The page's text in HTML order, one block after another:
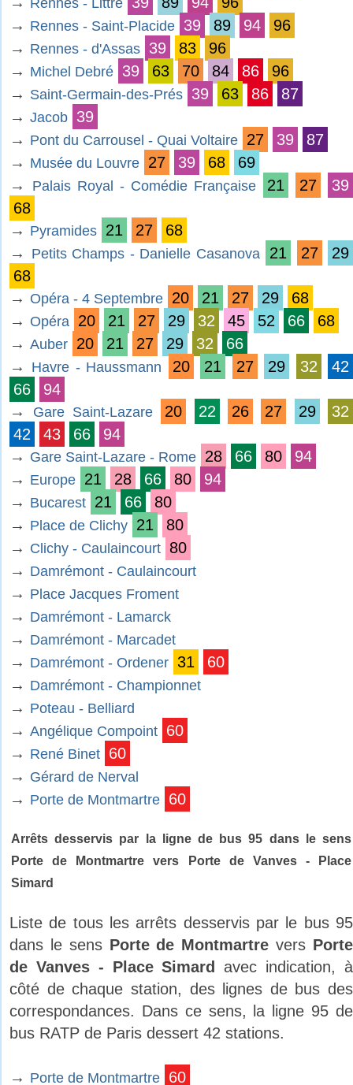
Rennes - Littré
→ Rennes - Saint-Placide 39 89 94
96
→ Rennes - d'Assas 39 83
96
→ Michel Debré 39 63 70 84 86
96
→ Saint-Germain-des-Prés 39 63 86
87
→ Jacob 39
→ Pont du Carrousel - Quai Voltaire 27 39
87
→ Musée du Louvre 27 39 68
69
→ Palais Royal - Comédie Française 21 27
39
68
→ Pyramides 21 27
68
→
Petits Champs - Danielle Casanova 21 27
29
68
→ Opéra - 4 Septembre 20 21 27 29
68
→ Opéra 20 21 27 29 32 45 52 66
68
→ Auber 20 21 27 29 32
66
→ Havre - Haussmann 20 21 27 29 32
42
66
94
→ Gare Saint-Lazare 20 22 26 27 29
32
42
43 66
94
→ Gare Saint-Lazare - Rome 28 66 80
94
→ Europe 21 28 66 80
94
→ Bucarest 21 66
80
→ Place de Clichy 21
80
→ Clichy - Caulaincourt 80
→ Damrémont - Caulaincourt
→ Place Jacques Froment
→ Damrémont - Lamarck
→ Damrémont - Marcadet
→ Damrémont - Ordener 31
60
→ Damrémont - Championnet
→ Poteau - Belliard
→ Angélique Compoint 60
→ René Binet 60
→ Gérard de Nerval
→ Porte de Montmartre 60
Arrêts desservis par la ligne de bus 95 dans le sens
Porte de Montmartre vers Porte de Vanves - Place
Simard
Liste de tous les arrêts desservis par le bus 95
dans le sens Porte de Montmartre vers Porte
de Vanves - Place Simard
avec indication, à
côté de chaque station, des lignes de bus des
correspondances. Dans ce sens, la ligne 95 de
bus RATP de Paris dessert 42 stations.
→ Porte de Montmartre 60